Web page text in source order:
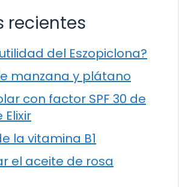
recientes
del Eszopiclona?
manzana y plátano
con factor SPF 30 de
Elixir
la vitamina B1
el aceite de rosa